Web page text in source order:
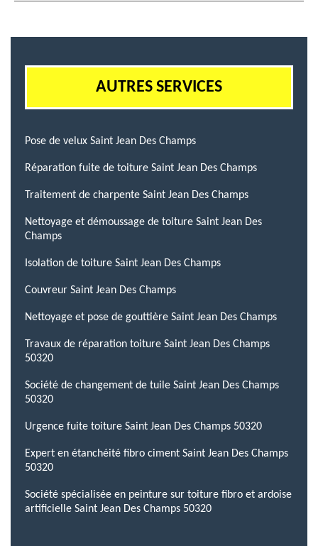
AUTRES SERVICES
Pose de velux Saint Jean Des Champs
Réparation fuite de toiture Saint Jean Des Champs
Traitement de charpente Saint Jean Des Champs
Nettoyage et démoussage de toiture Saint Jean Des
Champs
Isolation de toiture Saint Jean Des Champs
Couvreur Saint Jean Des Champs
Nettoyage et pose de gouttière Saint Jean Des Champs
Travaux de réparation toiture Saint Jean Des Champs
50320
Société de changement de tuile Saint Jean Des Champs
50320
Urgence fuite toiture Saint Jean Des Champs 50320
Expert en étanchéité fibro ciment Saint Jean Des Champs
50320
Société spécialisée en peinture sur toiture fibro et ardoise
artificielle Saint Jean Des Champs 50320